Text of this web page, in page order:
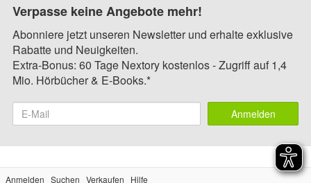
Verpasse keine Angebote mehr!
Abonniere jetzt unseren Newsletter und erhalte exklusive
Rabatte und Neuigkeiten.
Extra-Bonus: 60 Tage Nextory kostenlos - Zugriff auf 1,4
Mio. Hörbücher & E-Books.*
Anmelden
Anmelden Suchen Verkaufen Hilfe